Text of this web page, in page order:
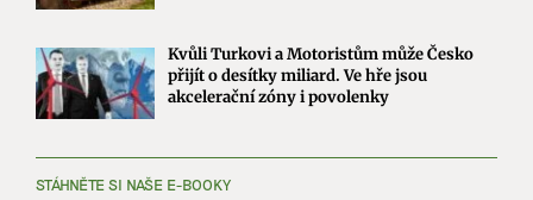
Kvůli Turkovi a Motoristům může Česko
přijít o desítky miliard. Ve hře jsou
akcelerační zóny i povolenky
STÁHNĚTE SI NAŠE E-BOOKY